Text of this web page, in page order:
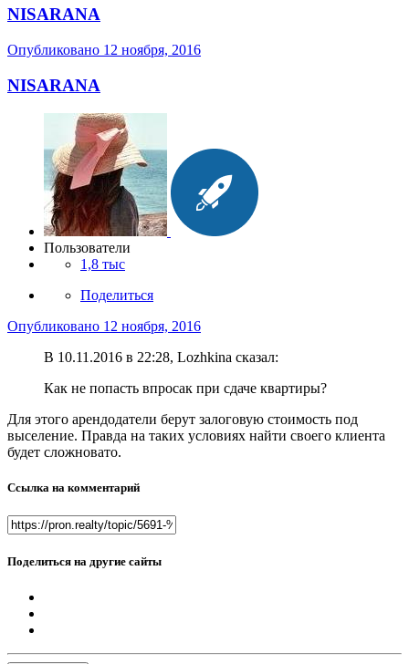
NISARANA
Опубликовано 12 ноября, 2016
NISARANA
Пользователи
1,8 тыс
Поделиться
Опубликовано 12 ноября, 2016
В 10.11.2016 в 22:28, Lozhkina сказал:
Как не попасть впросак при сдаче квартиры?
Для этого арендодатели берут залоговую стоимость под
выселение. Правда на таких условиях найти своего клиента
будет сложновато.
Ссылка на комментарий
Поделиться на другие сайты